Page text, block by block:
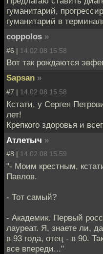
гуманитарий,
гуманитарий в
coppolos »
#6 | 14.02.08 15:58
Вот так рождаются
Sapsan »
#7 | 14.02.08 15:58
Кстати, у Сергея
лет!
Крепкого здоровья и
Атлетыч »
#8 | 14.02.08 15:59
"- Моим крестным,
Павлов.
- Тот самый?
- Академик. Первый
лауреат. Я, знаете ли,
в 93 года, отец - в 90.
все впереди..."